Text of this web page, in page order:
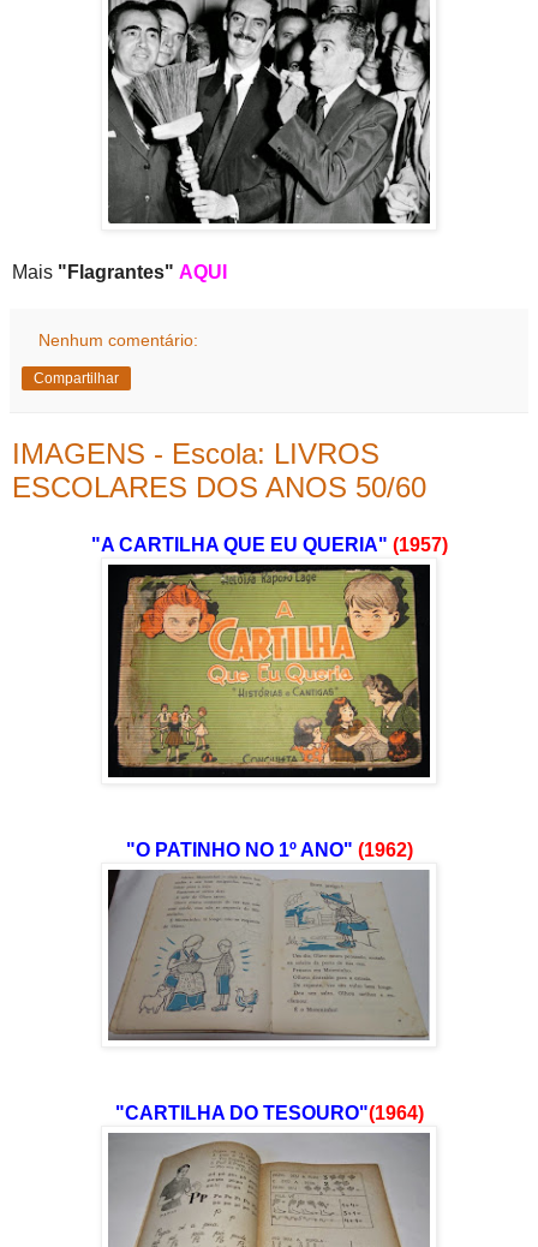
Mais "Flagrantes" AQUI
Nenhum comentário:
Compartilhar
IMAGENS - Escola: LIVROS
ESCOLARES DOS ANOS 50/60
"A CARTILHA QUE EU QUERIA" (1957)
"O PATINHO NO 1º ANO" (1962)
"CARTILHA DO TESOURO"(1964)